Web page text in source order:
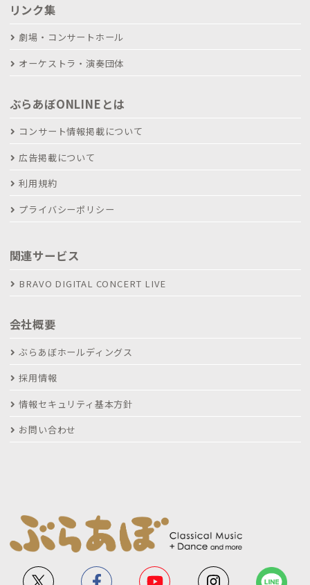
リンク集
劇場・コンサートホール
オーケストラ・演奏団体
ぶらあぼONLINEとは
コンサート情報掲載について
広告掲載について
利用規約
プライバシーポリシー
関連サービス
BRAVO DIGITAL CONCERT LIVE
会社概要
ぶらあぼホールディングス
採用情報
情報セキュリティ基本方針
お問い合わせ